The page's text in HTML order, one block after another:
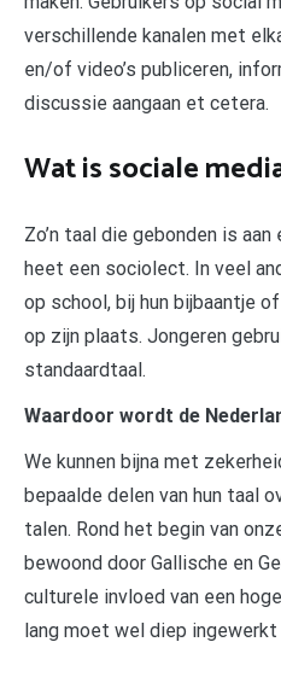
verschillende kanalen met
en/of video’s publiceren,
discussie aangaan et cetera.
Wat is sociale
Zo’n taal die gebonden is
heet een sociolect. In veel
op school, bij hun bijbaantje
op zijn plaats. Jongeren
standaardtaal.
Waardoor wordt de
We kunnen bijna met
bepaalde delen van hun taal
talen. Rond het begin van
bewoond door Gallische en
culturele invloed van een
lang moet wel diep ingewerkt